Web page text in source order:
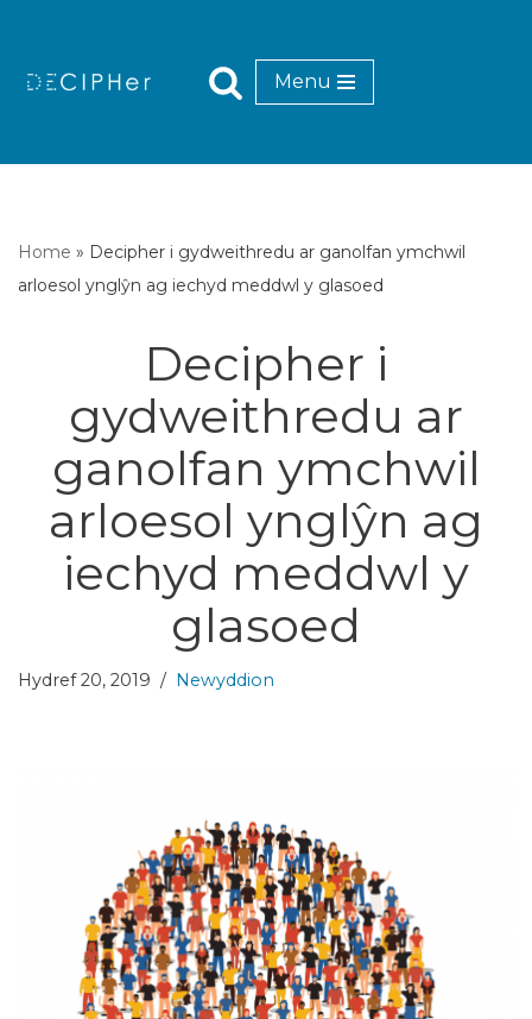
Menu
Home » Decipher i gydweithredu ar ganolfan ymchwil
arloesol ynglŷn ag iechyd meddwl y glasoed
Decipher i
gydweithredu ar
ganolfan ymchwil
arloesol ynglŷn ag
iechyd meddwl y
glasoed
Hydref 20, 2019 Newyddion